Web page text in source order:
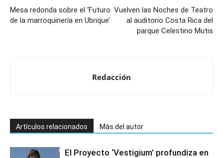
Mesa redonda sobre el ‘Futuro
de la marroquinería en Ubrique’
Vuelven las Noches de Teatro
al auditorio Costa Rica del
parque Celestino Mutis
Redacción
Artículos relacionados Más del autor
El Proyecto ‘Vestigium’ profundiza en